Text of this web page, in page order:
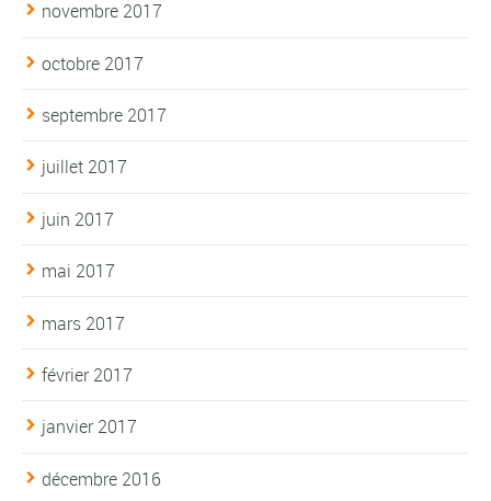
novembre 2017
octobre 2017
septembre 2017
juillet 2017
juin 2017
mai 2017
mars 2017
février 2017
janvier 2017
décembre 2016